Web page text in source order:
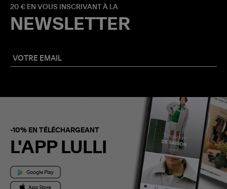
20 € EN VOUS INSCRIVANT À LA
NEWSLETTER
-10% EN TÉLÉCHARGEANT
L'APP LULLI